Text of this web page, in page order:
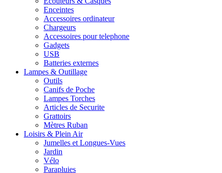
Enceintes
Accessoires ordinateur
Chargeurs
Accessoires pour telephone
Gadgets
USB
Batteries externes
Lampes & Outillage
Outils
Canifs de Poche
Lampes Torches
Articles de Securite
Grattoirs
Mètres Ruban
Loisirs & Plein Air
Jumelles et Longues-Vues
Jardin
Vélo
Parapluies